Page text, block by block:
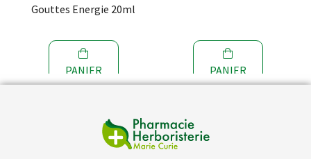
Gouttes Energie 20ml
PANIER PANIER